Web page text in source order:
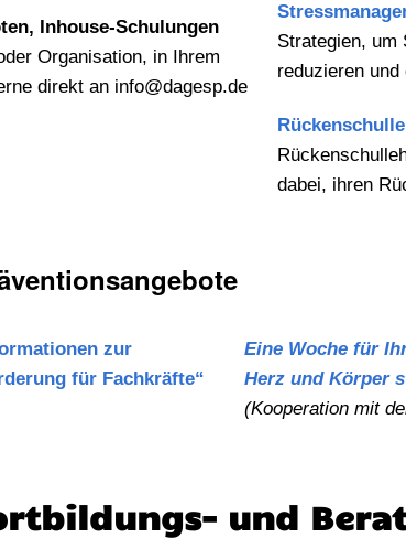
Inhouse-Schulungen
Organisation, in Ihrem
direkt an info@dagesp.de
Strategien, um
reduzieren
dabei, ihren
zur
für Fachkräfte“
Eine Woche für
Herz und Körper
(Kooperation mit
und